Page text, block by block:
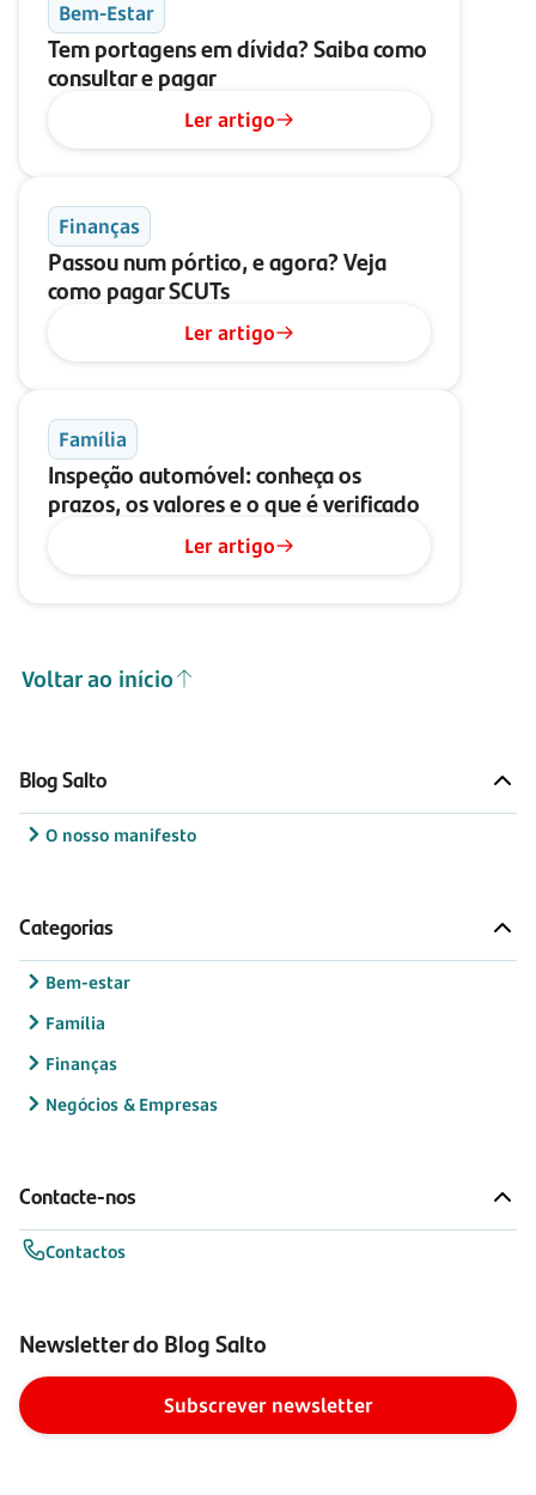
Bem-Estar
Tem portagens em dívida? Saiba como
consultar e pagar
Ler artigo
Finanças
Passou num pórtico, e agora? Veja
como pagar SCUTs
Ler artigo
Família
Inspeção automóvel: conheça os
prazos, os valores e o que é verificado
Ler artigo
Voltar ao início
Blog Salto
O nosso manifesto
Categorias
Bem-estar
Família
Finanças
Negócios & Empresas
Contacte-nos
Contactos
Newsletter do Blog Salto
Subscrever newsletter